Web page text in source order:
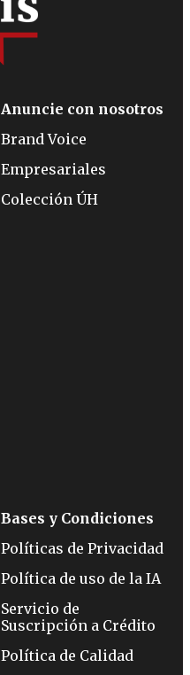
Anuncie con nosotros
Brand Voice
Empresariales
Colección ÚH
Bases y Condiciones
Políticas de Privacidad
Política de uso de la IA
Servicio de
Suscripción a Crédito
Política de Calidad